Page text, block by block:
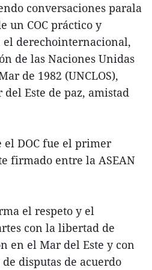
conversaciones parala
un COC práctico y
derechointernacional,
de las Naciones Unidas
de 1982 (UNCLOS),
Este de paz, amistad
DOC fue el primer
firmado entre la ASEAN
el respeto y el
con la libertad de
en el Mar del Este y con
disputas de acuerdo